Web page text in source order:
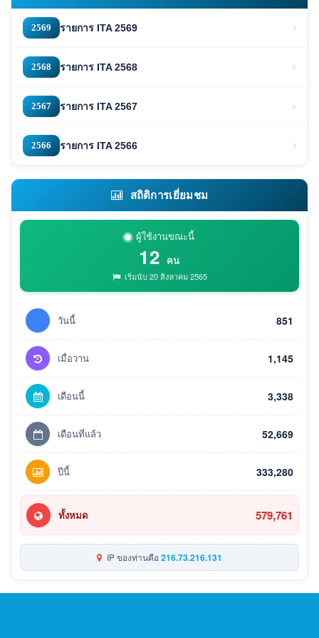
2569 รายการ ITA 2569
2568 รายการ ITA 2568
2567 รายการ ITA 2567
2566 รายการ ITA 2566
สถิติการเยี่ยมชม
ผู้ใช้งานขณะนี้
12 คน
เริ่มนับ 20 สิงหาคม 2565
วันนี้ 851
เมื่อวาน 1,145
เดือนนี้ 3,338
เดือนที่แล้ว 52,669
ปีนี้ 333,280
ทั้งหมด 579,761
IP ของท่านคือ216.73.216.131